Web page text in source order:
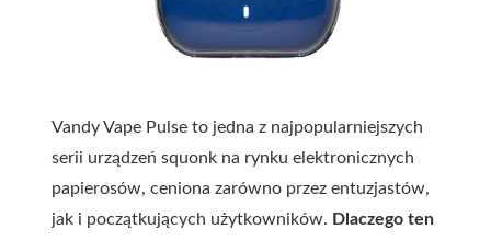
Vandy Vape Pulse to jedna z najpopularniejszych
serii urządzeń squonk na rynku elektronicznych
papierosów, ceniona zarówno przez entuzjastów,
jak i początkujących użytkowników. Dlaczego ten